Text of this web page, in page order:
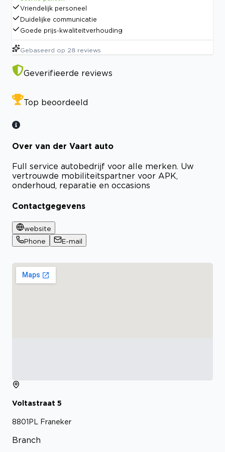
Vriendelijk personeel
Duidelijke communicatie
Goede prijs-kwaliteitverhouding
Gebaseerd op 28 reviews
Geverifieerde reviews
Top beoordeeld
Over van der Vaart auto
Full service autobedrijf voor alle merken. Uw
vertrouwde mobiliteitspartner voor APK,
onderhoud, reparatie en occasions
Contactgegevens
website
Phone
E-mail
Voltastraat 5
8801PL Franeker
Branch